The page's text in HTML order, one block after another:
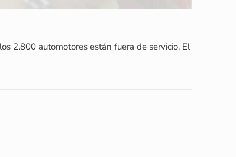
2.800 automotores están fuera de servicio. El